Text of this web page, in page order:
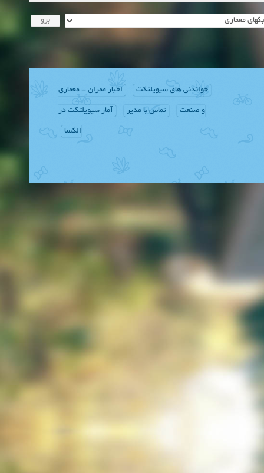
خواندنی های سیویلتکت اخبار عمران - معماری
و صنعت تماس با مدیر آمار سیویلتکت در
الکسا